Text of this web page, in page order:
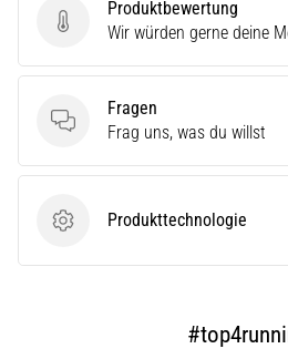
Produktbewertung
Produktbewertung
Wir würden gerne deine
Fragen
Fragen
Frag uns, was du willst
Produkttechnologie
Produkttechnologie